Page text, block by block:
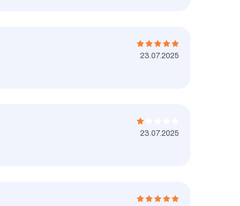
23.07.2025
23.07.2025